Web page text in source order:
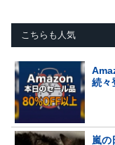
こちらも人気
続々
嵐の